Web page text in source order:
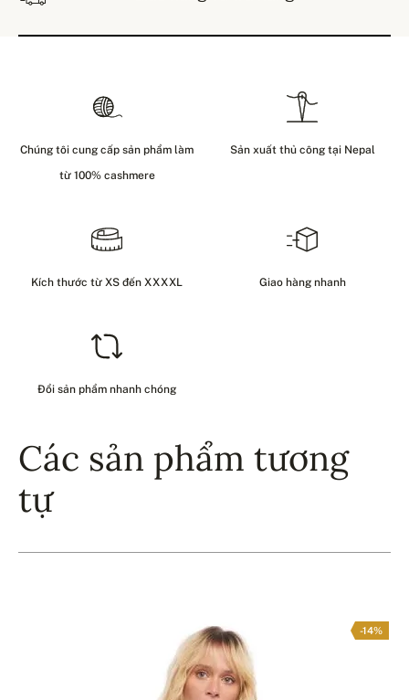
Chúng tôi cung cấp sản phẩm làm
từ 100% cashmere
Sản xuất thủ công tại Nepal
Kích thước từ XS đến XXXXL Giao hàng nhanh
Đổi sản phẩm nhanh chóng
Các sản phẩm tương
tự
-14%